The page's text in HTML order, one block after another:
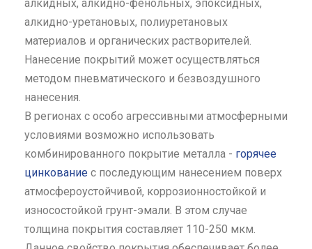
алкидных, алкидно-фенольных, эпоксидных,
алкидно-уретановых, полиуретановых
материалов и органических растворителей.
Нанесение покрытий может осуществляться
методом пневматического и безвоздушного
нанесения.
В регионах с особо агрессивными атмосферными
условиями возможно использовать
комбинированного покрытие металла - горячее
цинкование с последующим нанесением поверх
атмосфероустойчивой, коррозионностойкой и
износостойкой грунт-эмали. В этом случае
толщина покрытия составляет 110-250 мкм.